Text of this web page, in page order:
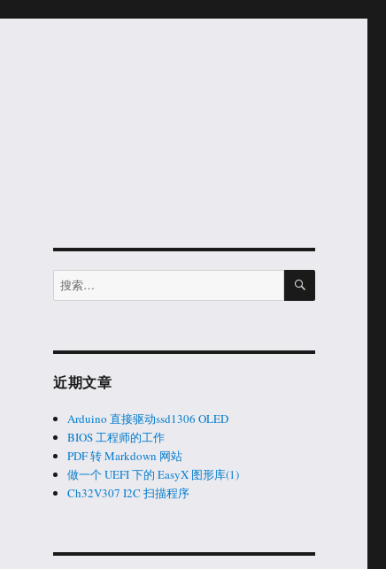
搜
索：
搜
近期文章
Arduino 直接驱动ssd1306 OLED
BIOS 工程师的工作
PDF 转 Markdown 网站
做一个 UEFI 下的 EasyX 图形库(1)
Ch32V307 I2C 扫描程序